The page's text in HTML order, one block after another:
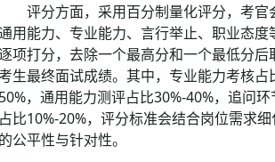
分方面，采用百分制量化评分，考官
用能力、专业能力、言行举止、职业态度
项打分，去除一个最高分和一个最低分后
生最终面试成绩。其中，专业能力考核占
，通用能力测评占比30%-40%，追问
比10%-20%，评分标准会结合岗位需求
公平性与针对性。